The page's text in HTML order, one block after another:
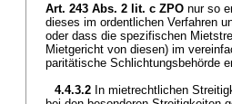
Art. 243 Abs. 2 lit. c ZPO nur so
dieses im ordentlichen Verfahren
oder dass die spezifischen
Mietgericht von diesen) im
paritätische Schlichtungsbehörde
4.4.3.2 In mietrechtlichen